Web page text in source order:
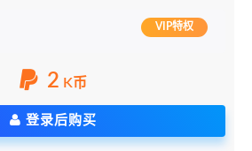
VIP特权
2 K币
登录后购买